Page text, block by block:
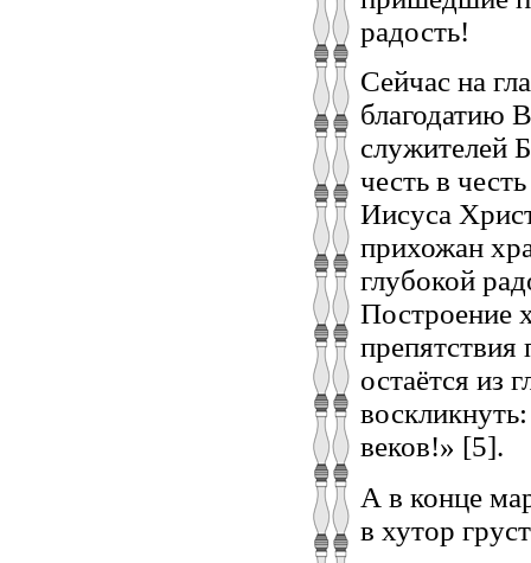
радость!
Сейчас на
благодатию
служителей
честь в
Иисуса
прихожан
глубокой
Построение
остаётся из
веков!» [5].
А в конце
в хутор